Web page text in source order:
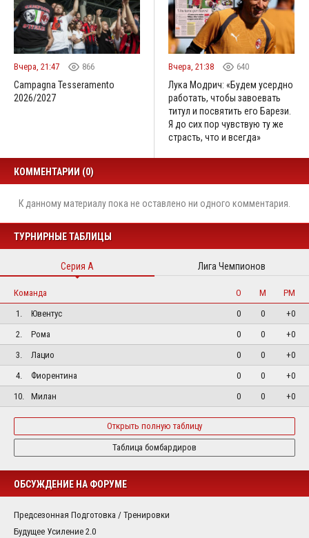
Вчера, 21:47 866
Campagna Tesseramento
2026/2027
Вчера, 21:38 640
Лука Модрич: «Будем усердно
работать, чтобы завоевать
титул и посвятить его Барези.
Я до сих пор чувствую ту же
страсть, что и всегда»
КОММЕНТАРИИ (0)
К данному материалу пока не оставлено ни одного комментария.
ТУРНИРНЫЕ ТАБЛИЦЫ
Серия А Лига Чемпионов
Команда О М
РМ
1.
Ювентус 0 0
+0
2.
Рома 0 0
+0
3.
Лацио 0 0
+0
4.
Фиорентина 0 0
+0
10.
Милан 0 0 +0
Открыть полную таблицу
Таблица бомбардиров
ОБСУЖДЕНИЕ НА ФОРУМЕ
Предсезонная Подготовка / Тренировки
Будущее Усиление 2.0